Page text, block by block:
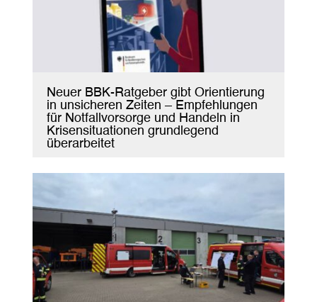
Neuer BBK-Ratgeber gibt Orientierung
in unsicheren Zeiten – Empfehlungen
für Notfallvorsorge und Handeln in
Krisensituationen grundlegend
überarbeitet